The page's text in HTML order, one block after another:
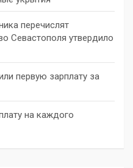
перечислят
Севастополя утвердило
первую зарплату за
на каждого